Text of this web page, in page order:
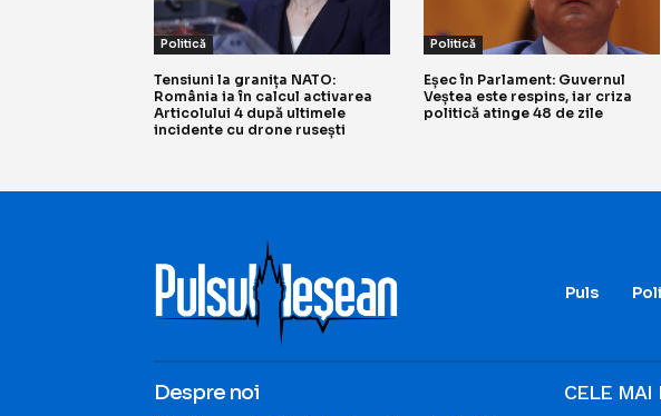
Politică
Tensiuni la granița NATO:
România ia în calcul activarea
Articolului 4 după ultimele
incidente cu drone rusești
Politică
Eșec în Parlament: Guvernul
Veștea este respins, iar criza
politică atinge 48 de zile
Puls
Despre noi CELE MAI